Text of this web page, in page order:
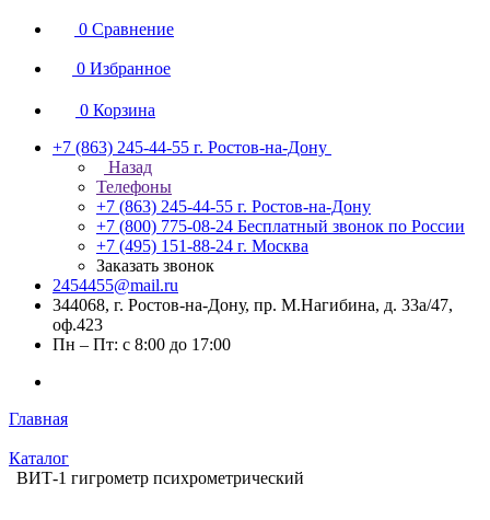
0 Сравнение
0 Избранное
0 Корзина
+7 (863) 245-44-55 г. Ростов-на-Дону
Назад
Телефоны
+7 (863) 245-44-55 г. Ростов-на-Дону
+7 (800) 775-08-24 Бесплатный звонок по России
+7 (495) 151-88-24 г. Москва
Заказать звонок
2454455@mail.ru
344068, г. Ростов-на-Дону, пр. М.Нагибина, д. 33а/47,
оф.423
Пн – Пт: с 8:00 до 17:00
Главная
Каталог
ВИТ-1 гигрометр психрометрический